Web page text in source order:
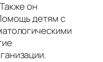
он
детям с